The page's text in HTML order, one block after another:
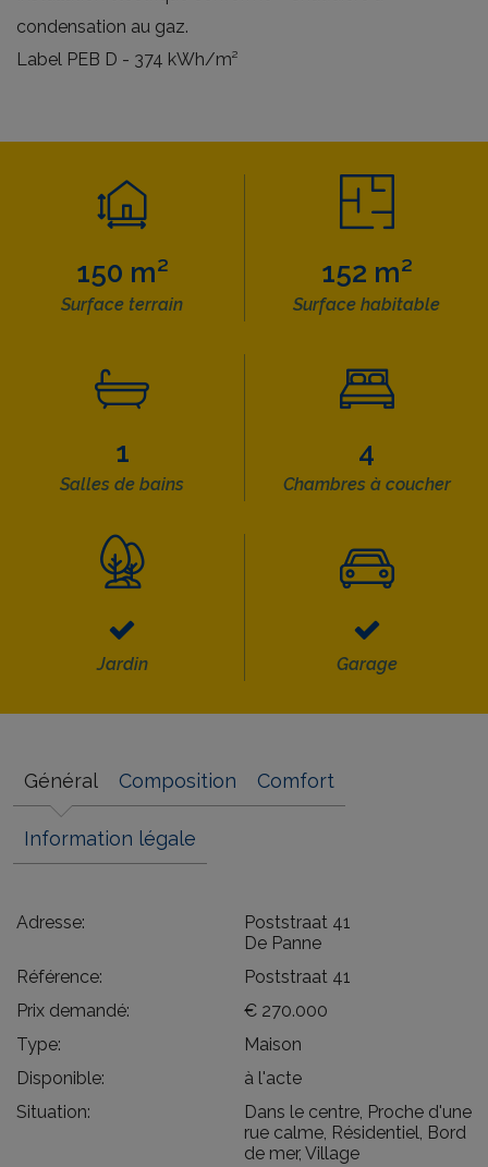
condensation au gaz.
Label PEB D - 374 kWh/m²
150 m²
Surface terrain
152 m²
Surface habitable
1
Salles de bains
4
Chambres à coucher
Jardin Garage
Général Composition Comfort
Information légale
Adresse:
Poststraat 41
De Panne
Référence:
Poststraat 41
Prix demandé:
€ 270.000
Type:
Maison
Disponible:
à l'acte
Situation:
Dans le centre, Proche d'une
rue calme, Résidentiel, Bord
de mer, Village